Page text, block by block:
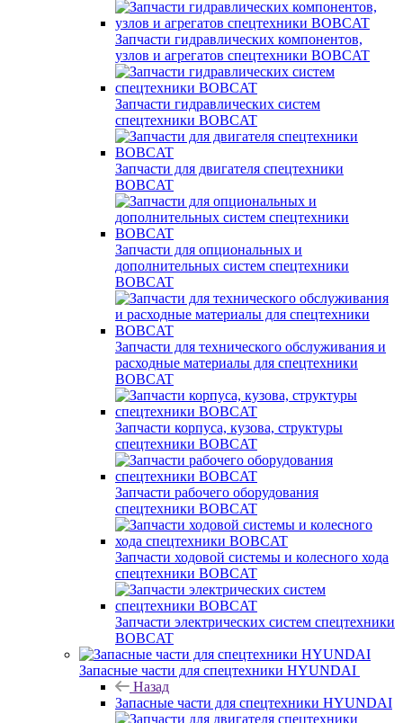
Запчасти гидравлических компонентов,
узлов и агрегатов спецтехники BOBCAT
Запчасти гидравлических систем
спецтехники BOBCAT
Запчасти для двигателя спецтехники
BOBCAT
Запчасти для опциональных и
дополнительных систем спецтехники
BOBCAT
Запчасти для технического обслуживания и
расходные материалы для спецтехники
BOBCAT
Запчасти корпуса, кузова, структуры
спецтехники BOBCAT
Запчасти рабочего оборудования
спецтехники BOBCAT
Запчасти ходовой системы и колесного хода
спецтехники BOBCAT
Запчасти электрических систем спецтехники
BOBCAT
Запасные части для спецтехники HYUNDAI
Назад
Запасные части для спецтехники HYUNDAI